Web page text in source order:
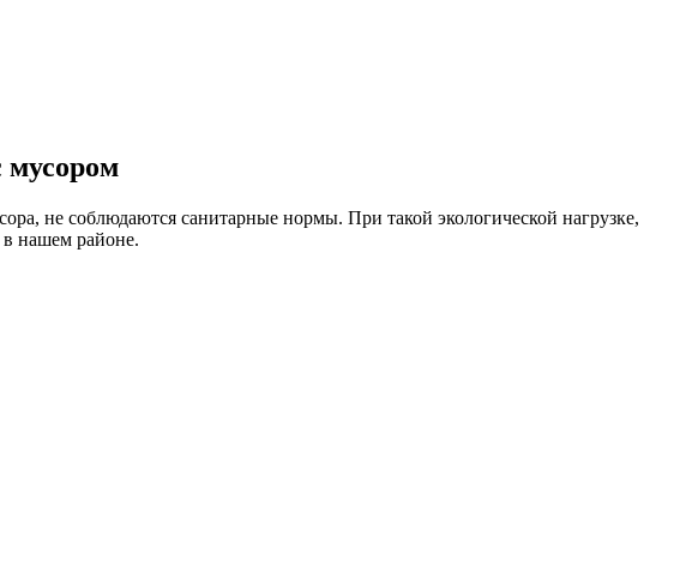
мусором
не соблюдаются санитарные нормы. При такой экологической нагрузке,
в нашем районе.